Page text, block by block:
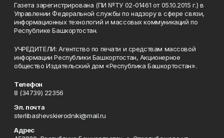
Газета зарегистрирована (ПИ №ТУ 02-01461 от 05.10.2015 г.) в
Управлении Федеральной службы по надзору в сфере связи,
информационных технологий и массовых коммуникаций по
Республике Башкортостан.
УЧРЕДИТЕЛИ: Агентство по печати и средствам массовой
информации Республики Башкортостан, Акционерное
общество Издательский дом «Республика Башкортостан».
Телефон
8 (34739) 22356
Эл. почта
sterlibashevskierodniki@mail.ru
Адрес